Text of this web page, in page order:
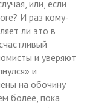
или, если
И раз кому-
ли это в
и уверяют
и
на обочину
более, пока